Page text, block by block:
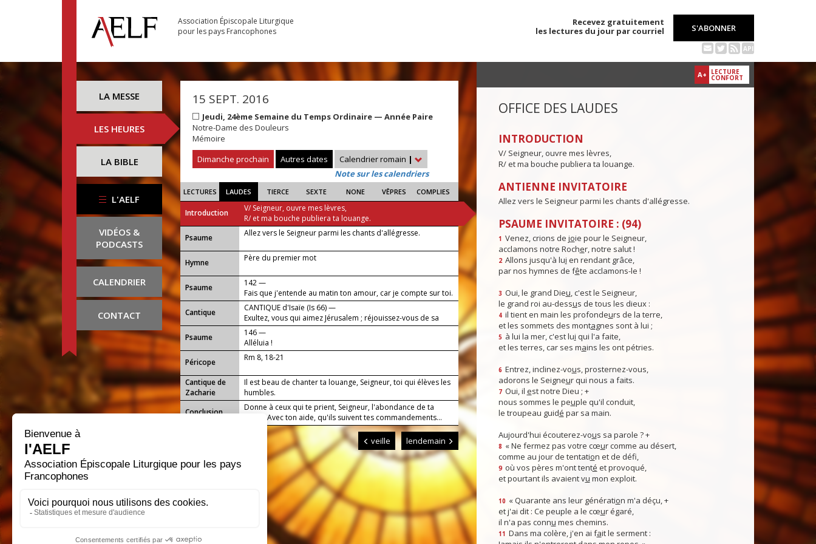
Association Épiscopale Liturgique
pour les pays Francophones
Recevez gratuitement
les lectures du jour par courriel
S'ABONNER
API
LA MESSE
LES HEURES
LA BIBLE
L'AELF
VIDÉOS &
PODCASTS
CALENDRIER
CONTACT
15 SEPT. 2016
Jeudi, 24ème Semaine du Temps Ordinaire — Année Paire
Notre-Dame des Douleurs
Mémoire
Dimanche prochain
Autres dates Calendrier romain |
Note sur les calendriers
LECTURES LAUDES TIERCE SEXTE NONE VÊPRES COMPLIES
Introduction
V/ Seigneur, ouvre mes lèvres,
R/ et ma bouche publiera ta louange.
Psaume
Allez vers le Seigneur parmi les chants d'allégresse.
Hymne Père du premier mot
Psaume
142 —
Fais que j'entende au matin ton amour, car je compte sur toi.
Cantique
CANTIQUE d'Isaïe (Is 66) —
Exultez, vous qui aimez Jérusalem ; réjouissez-vous de sa
joie !
Psaume
146 —
Alléluia !
Péricope
Rm 8, 18-21
Cantique de
Zacharie
Il est beau de chanter ta louange, Seigneur, toi qui élèves les
humbles.
Conclusion
Donne à ceux qui te prient, Seigneur, l'abondance de ta
grâce. Avec ton aide, qu'ils suivent tes commandements...
veille lendemain
A+ LECTURE
CONFORT
OFFICE DES LAUDES
INTRODUCTION
V/ Seigneur, ouvre mes lèvres,
R/ et ma bouche publiera ta louange.
ANTIENNE INVITATOIRE
Allez vers le Seigneur parmi les chants d'allégresse.
PSAUME INVITATOIRE : (94)
1 Venez, crions de joie pour le Seigneur,
acclamons notre Rocher, notre salut !
2 Allons jusqu'à lui en rendant grâce,
par nos hymnes de fête acclamons-le !
3 Oui, le grand Dieu, c'est le Seigneur,
le grand roi au-dessus de tous les dieux :
4 il tient en main les profondeurs de la terre,
et les sommets des montagnes sont à lui ;
5 à lui la mer, c'est lui qui l'a faite,
et les terres, car ses mains les ont pétries.
6 Entrez, inclinez-vous, prosternez-vous,
adorons le Seigneur qui nous a faits.
7 Oui, il est notre Dieu ; +
nous sommes le peuple qu'il conduit,
le troupeau guidé par sa main.
Aujourd'hui écouterez-vous sa parole ? +
8 « Ne fermez pas votre cœur comme au désert,
comme au jour de tentation et de défi,
9 où vos pères m'ont tenté et provoqué,
et pourtant ils avaient vu mon exploit.
10 « Quarante ans leur génération m'a déçu, +
et j'ai dit : Ce peuple a le cœur égaré,
il n'a pas connu mes chemins.
11 Dans ma colère, j'en ai fait le serment :